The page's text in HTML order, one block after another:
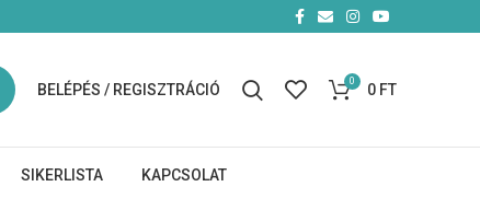
BELÉPÉS / REGISZTRÁCIÓ 0 0 FT
SIKERLISTA KAPCSOLAT